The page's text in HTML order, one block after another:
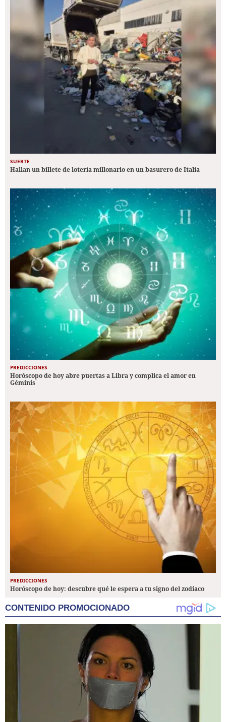
SUERTE
Hallan un billete de lotería millonario en un basurero de Italia
PREDICCIONES
Horóscopo de hoy abre puertas a Libra y complica el amor en
Géminis
PREDICCIONES
Horóscopo de hoy: descubre qué le espera a tu signo del zodiaco
CONTENIDO PROMOCIONADO